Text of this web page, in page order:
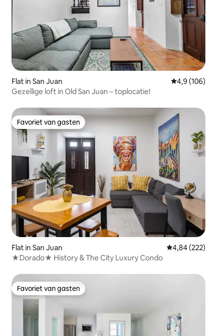
Flat in San Juan Gemiddelde
4,9 (106)
Gezellige loft in Old San Juan – toplocatie!
Favoriet van gasten
Favoriet van gasten
Flat in San Juan Gemiddelde
4,84 (222)
★Dorado★ History & The City Luxury Condo
Favoriet van gasten
Favoriet van gasten